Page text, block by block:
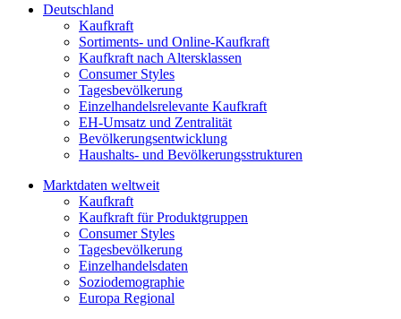
Deutschland
Kaufkraft
Sortiments- und Online-Kaufkraft
Kaufkraft nach Altersklassen
Consumer Styles
Tagesbevölkerung
Einzelhandelsrelevante Kaufkraft
EH-Umsatz und Zentralität
Bevölkerungsentwicklung
Haushalts- und Bevölkerungsstrukturen
Marktdaten weltweit
Kaufkraft
Kaufkraft für Produktgruppen
Consumer Styles
Tagesbevölkerung
Einzelhandelsdaten
Soziodemographie
Europa Regional